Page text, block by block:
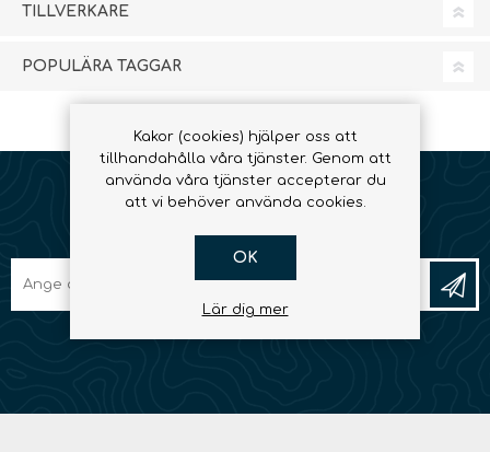
TILLVERKARE
POPULÄRA TAGGAR
Kakor (cookies) hjälper oss att
tillhandahålla våra tjänster. Genom att
använda våra tjänster accepterar du
att vi behöver använda cookies.
OK
Lär dig mer